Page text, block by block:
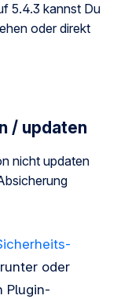
5.4.3 kannst Du
oder direkt
/ updaten
nicht updaten
oder
Plugin-